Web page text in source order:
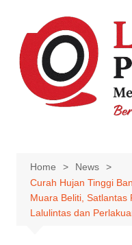
content
Home
News
Curah Hujan Tinggi
Muara Beliti, Satlantas
Lalulintas dan